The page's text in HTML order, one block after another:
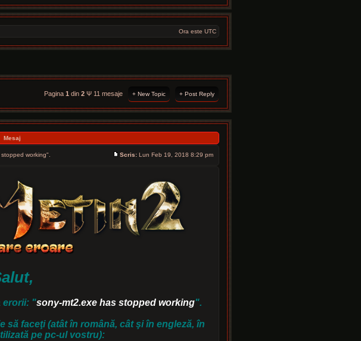
Ora este UTC
Pagina 1 din 2Ψ 11 mesaje + New Topic + Post Reply
Mesaj
working". Scris:Lun Feb 19, 2018 8:29 pm
erorii: "sony-mt2.exe has stopped working".
să faceţi (atât în română, cât şi în engleză, în
pe pc-ul vostru):